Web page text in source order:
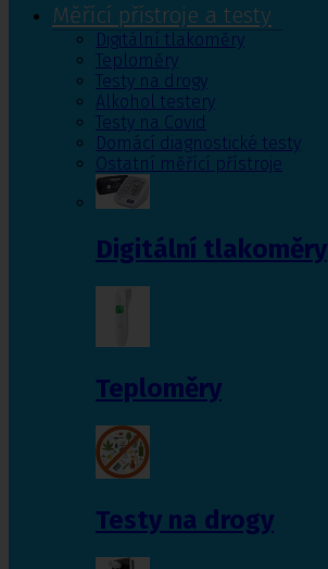
Měřící přístroje a testy
Digitální tlakoměry
Teploměry
Testy na drogy
Alkohol testery
Testy na Covid
Domácí diagnostické testy
Ostatní měřící přístroje
Digitální tlakoměry
Teploměry
Testy na drogy